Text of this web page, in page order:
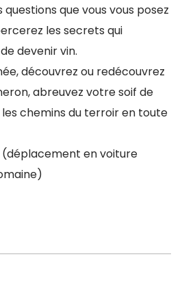
que vous vous posez
les secrets qui
devenir vin.
découvrez ou redécouvrez
abreuvez votre soif de
chemins du terroir en toute
(déplacement en voiture